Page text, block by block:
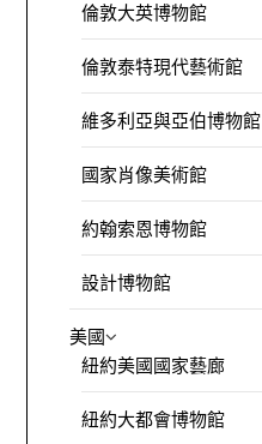
倫敦大英博物館
倫敦泰特現代藝術館
維多利亞與亞伯博物館
國家肖像美術館
約翰索恩博物館
設計博物館
美國
紐約美國國家藝廊
紐約大都會博物館